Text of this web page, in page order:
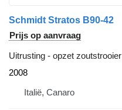
Schmidt Stratos B90-42
Prijs op aanvraag
Uitrusting - opzet zoutstrooier
2008
Italië, Canaro